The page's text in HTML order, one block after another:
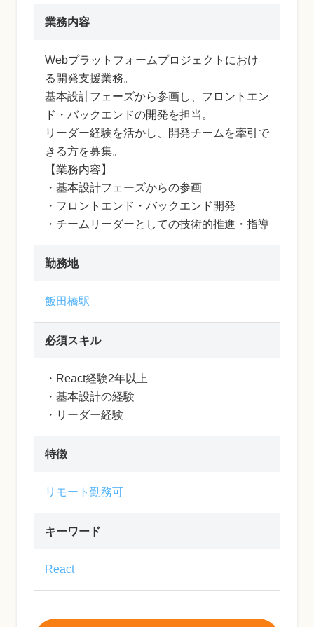
業務内容
Webプラットフォームプロジェクトにおけ
る開発支援業務。
基本設計フェーズから参画し、フロントエン
ド・バックエンドの開発を担当。
リーダー経験を活かし、開発チームを牽引で
きる方を募集。
【業務内容】
・基本設計フェーズからの参画
・フロントエンド・バックエンド開発
・チームリーダーとしての技術的推進・指導
勤務地
飯田橋駅
必須スキル
・React経験2年以上
・基本設計の経験
・リーダー経験
特徴
リモート勤務可
キーワード
React